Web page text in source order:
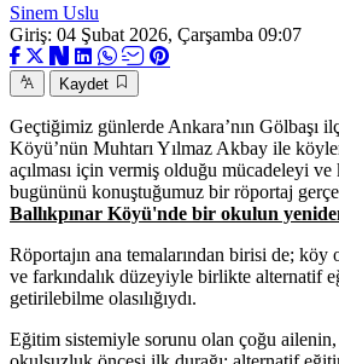
Sinem Uslu
Giriş: 04 Şubat 2026, Çarşamba 09:07
Kaydet
Geçtiğimiz günlerde Ankara’nın Gölbaşı
Köyü’nün Muhtarı Yılmaz Akbay ile
açılması için vermiş olduğu mücadeleyi ve
bugününü konuştuğumuz bir röportaj
Ballıkpınar Köyü'nde bir okulun
Röportajın ana temalarından birisi de; köy
ve farkındalık düzeyiyle birlikte alternatif
getirilebilme olasılığıydı.
Eğitim sistemiyle sorunu olan çoğu